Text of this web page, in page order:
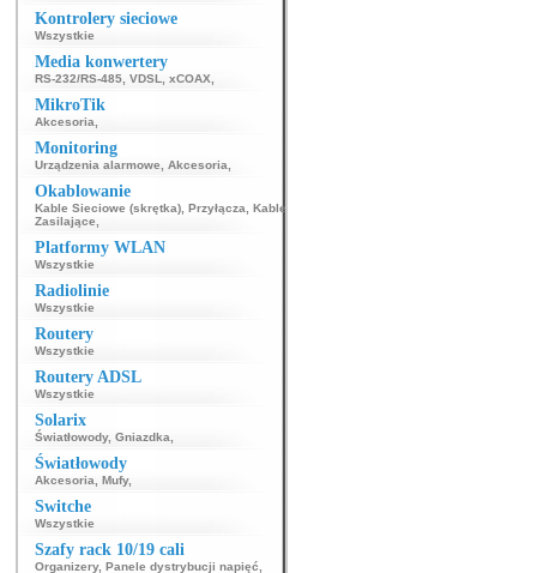
Kontrolery sieciowe
Wszystkie
Media konwertery
RS-232/RS-485 VDSL xCOAX
MikroTik
Akcesoria
Monitoring
Urządzenia alarmowe Akcesoria
Okablowanie
Kable Sieciowe (skrętka) Przyłącza
Kable
Zasilające
Platformy WLAN
Wszystkie
Radiolinie
Wszystkie
Routery
Wszystkie
Routery ADSL
Wszystkie
Solarix
Światłowody, Gniazdka
Światłowody
Akcesoria Mufy,
Switche
Wszystkie
Szafy rack 10/19 cali
Organizery, Panele dystrybucji napięć